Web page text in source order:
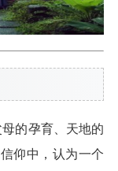
的孕育、天地的
仰中，认为一个